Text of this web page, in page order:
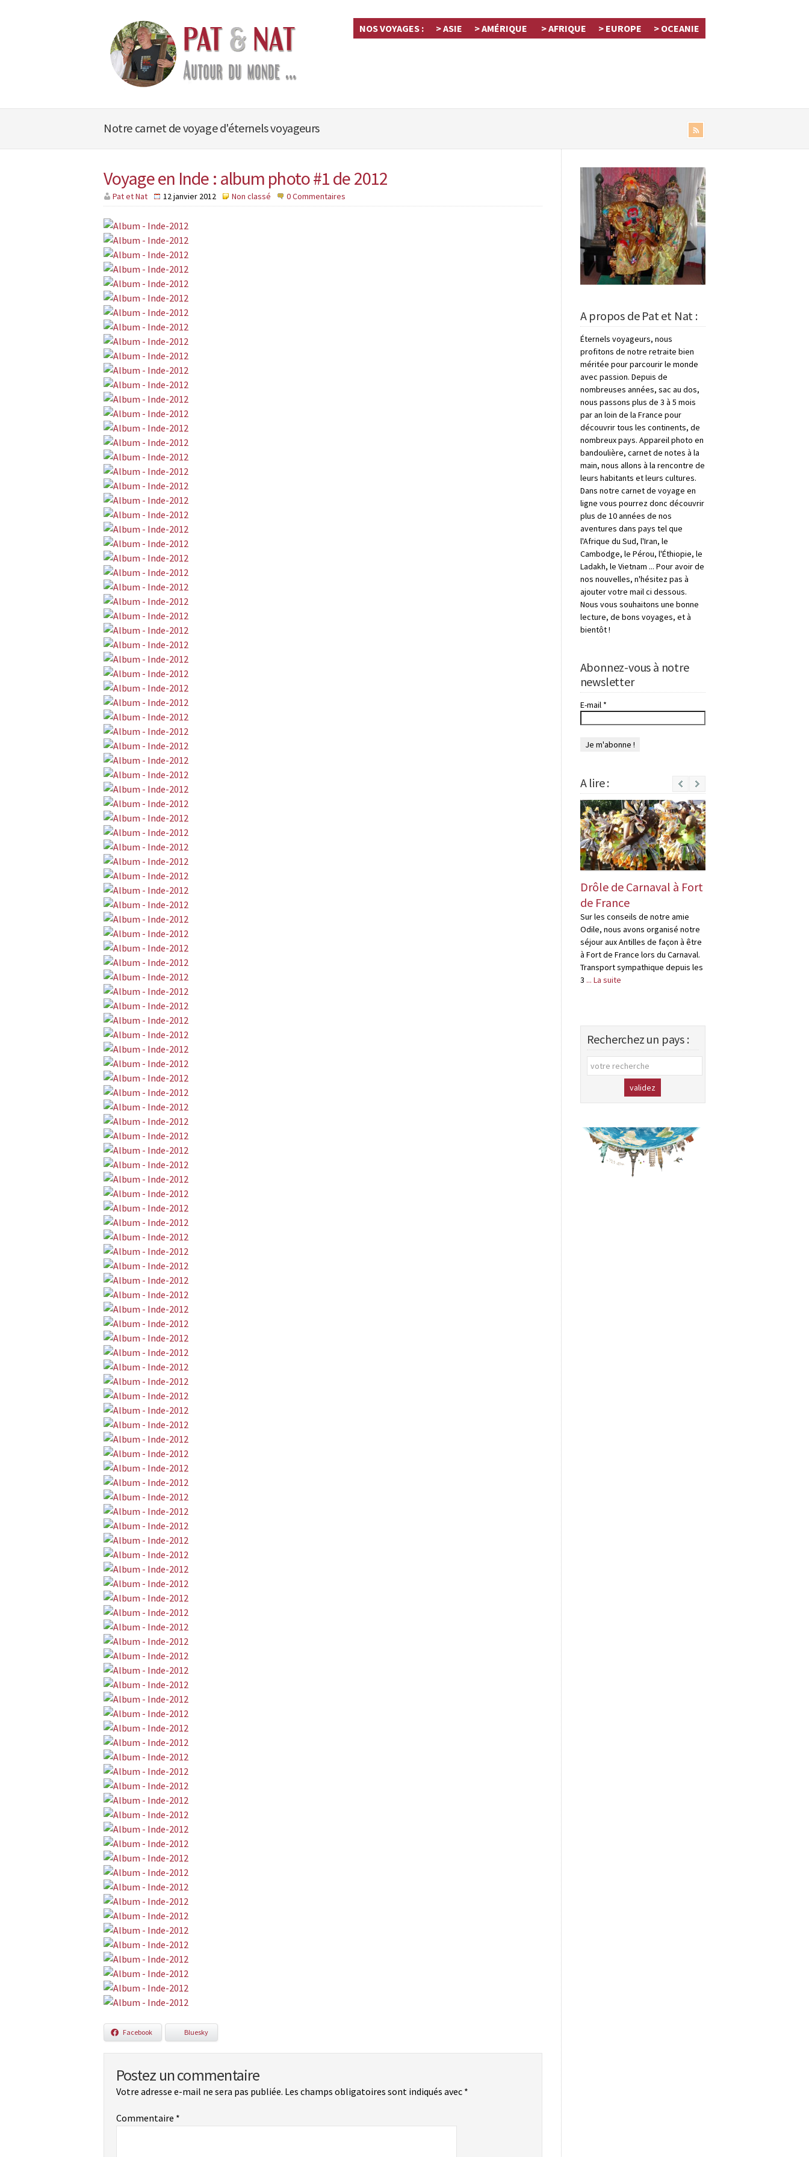
NOS VOYAGES : > ASIE > AMÉRIQUE > AFRIQUE > EUROPE > OCEANIE
Notre carnet de voyage d'éternels voyageurs
Voyage en Inde : album photo #1 de 2012
Pat et Nat 12 janvier 2012 Non classé 0 Commentaires
Facebook Bluesky
Postez un commentaire
Votre adresse e-mail ne sera pas publiée. Les champs obligatoires sont indiqués avec *
Commentaire *
A propos de Pat et Nat :
Éternels voyageurs, nous
profitons de notre retraite bien
méritée pour parcourir le monde
avec passion. Depuis de
nombreuses années, sac au dos,
nous passons plus de 3 à 5 mois
par an loin de la France pour
découvrir tous les continents, de
nombreux pays. Appareil photo en
bandoulière, carnet de notes à la
main, nous allons à la rencontre de
leurs habitants et leurs cultures.
Dans notre carnet de voyage en
ligne vous pourrez donc découvrir
plus de 10 années de nos
aventures dans pays tel que
l'Afrique du Sud, l'Iran, le
Cambodge, le Pérou, l'Éthiopie, le
Ladakh, le Vietnam ... Pour avoir de
nos nouvelles, n'hésitez pas à
ajouter votre mail ci dessous.
Nous vous souhaitons une bonne
lecture, de bons voyages, et à
bientôt !
Abonnez-vous à notre
newsletter
E-mail *
A lire :
Drôle de Carnaval à Fort
de France
Sur les conseils de notre amie
Odile, nous avons organisé notre
séjour aux Antilles de façon à être
à Fort de France lors du Carnaval.
Transport sympathique depuis les
3 ... La suite
Next
Recherchez un pays :